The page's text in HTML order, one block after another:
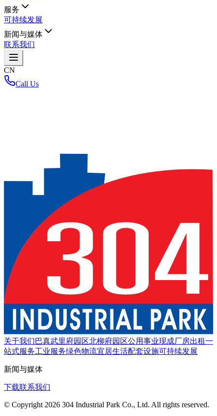
服务
可持续发展
新闻与媒体
联系我们
CN
Call Us
关于我们巴真武里府园区北柳府园区公用事业现成厂房出租一
站式服务工业服务绿色物流宜居生活配套设施可持续发展
新闻与媒体
下载联系我们
© Copyright 2026 304 Industrial Park Co., Ltd. All rights reserved.